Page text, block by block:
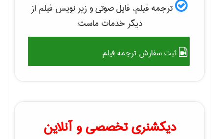
ترجمه فیلم، فایل صوتی و زیر نویس فیلم از
دیگر خدمات ماست:
ثبت سفارش ترجمه فیلم
دیکشنری تخصصی و آنلاین